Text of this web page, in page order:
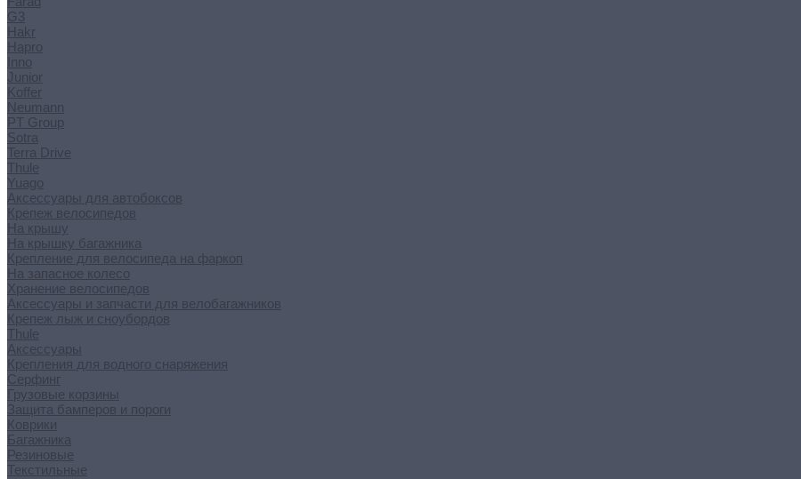
G3
Hakr
Hapro
Inno
Junior
Koffer
Neumann
PT Group
Sotra
Terra Drive
Thule
Yuago
Аксессуары для автобоксов
Крепеж велосипедов
На крышу
На крышку багажника
Крепление для велосипеда на фаркоп
На запасное колесо
Хранение велосипедов
Аксессуары и запчасти для велобагажников
Крепеж лыж и сноубордов
Thule
Аксессуары
Крепления для водного снаряжения
Серфинг
Грузовые корзины
Защита бамперов и пороги
Коврики
Багажника
Резиновые
Текстильные